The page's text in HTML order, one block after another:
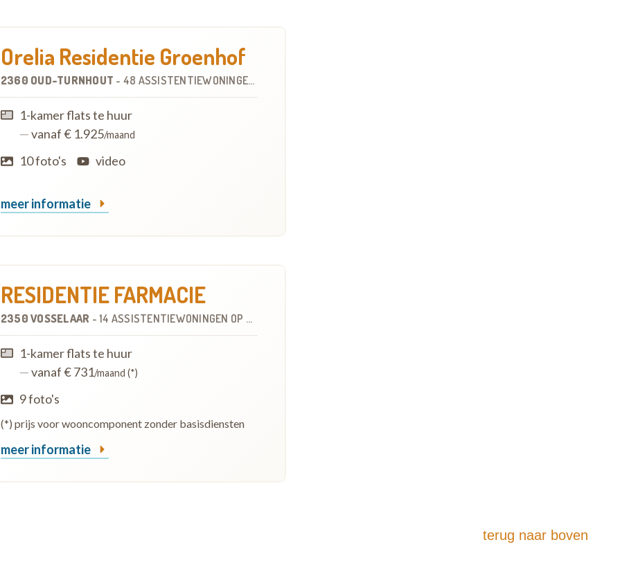
Orelia Residentie Groenhof
2360 OUD-TURNHOUT - 48 ASSISTENTIEWONINGEN
1-kamer flats te huur
—vanaf € 1.925/maand
10 foto's video
meer informatie
RESIDENTIE FARMACIE
2350 VOSSELAAR -14 ASSISTENTIEWONINGEN OP 5.2 KM
1-kamer flats te huur
—vanaf € 731/maand (*)
9 foto's
(*) prijs voor wooncomponent zonder basisdiensten
meer informatie
terug naar boven